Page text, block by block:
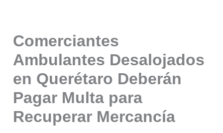
Comerciantes
Ambulantes Desalojados
en Querétaro Deberán
Pagar Multa para
Recuperar Mercancía